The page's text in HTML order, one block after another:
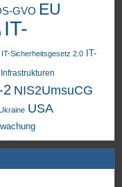
GVO EU
IT-
IT-Sicherheitsgesetz 2.0
IT-
2 NIS2UmsuCG
USA